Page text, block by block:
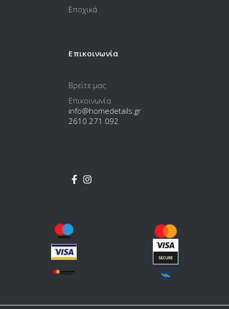
Εποχικά
Επικοινωνία
Βρείτε μας
Επικοινωνία
info@homedetails.gr
2610 271 092